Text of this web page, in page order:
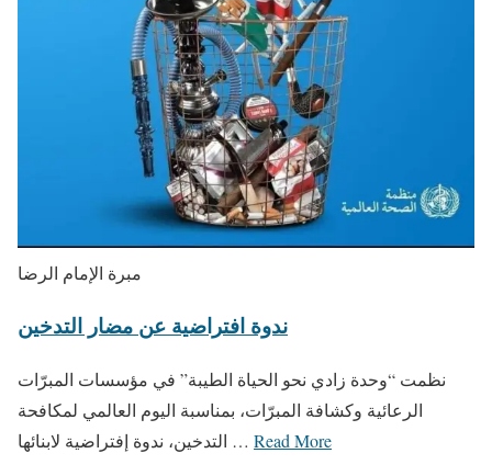
مبرة الإمام الرضا
ندوة افتراضية عن مضار التدخين
نظمت “وحدة زادي نحو الحياة الطيبة” في مؤسسات المبرّات
الرعائية وكشافة المبرّات، بمناسبة اليوم العالمي لمكافحة
التدخين، ندوة إفتراضية لابنائها … Read More